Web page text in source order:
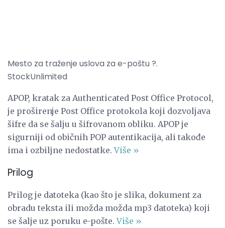
Mesto za traženje uslova za e-poštu ?.
StockUnlimited
APOP, kratak za Authenticated Post Office Protocol,
je proširenje Post Office protokola koji dozvoljava
šifre da se šalju u šifrovanom obliku. APOP je
sigurniji od običnih POP autentikacija, ali takođe
ima i ozbiljne nedostatke.Više »
Prilog
Prilog je datoteka (kao što je slika, dokument za
obradu teksta ili možda možda mp3 datoteka) koji
se šalje uz poruku e-pošte.Više »